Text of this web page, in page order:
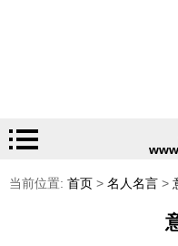
当前位置: 首页 > 名人名言 >